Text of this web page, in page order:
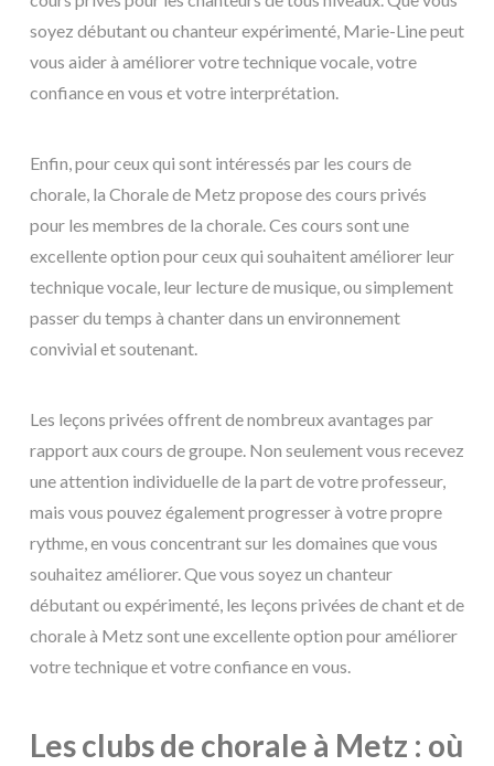
soyez débutant ou chanteur expérimenté, Marie-Line peut
vous aider à améliorer votre technique vocale, votre
confiance en vous et votre interprétation.
Enfin, pour ceux qui sont intéressés par les cours de
chorale, la Chorale de Metz propose des cours privés
pour les membres de la chorale. Ces cours sont une
excellente option pour ceux qui souhaitent améliorer leur
technique vocale, leur lecture de musique, ou simplement
passer du temps à chanter dans un environnement
convivial et soutenant.
Les leçons privées offrent de nombreux avantages par
rapport aux cours de groupe. Non seulement vous recevez
une attention individuelle de la part de votre professeur,
mais vous pouvez également progresser à votre propre
rythme, en vous concentrant sur les domaines que vous
souhaitez améliorer. Que vous soyez un chanteur
débutant ou expérimenté, les leçons privées de chant et de
chorale à Metz sont une excellente option pour améliorer
votre technique et votre confiance en vous.
Les clubs de chorale à Metz : où